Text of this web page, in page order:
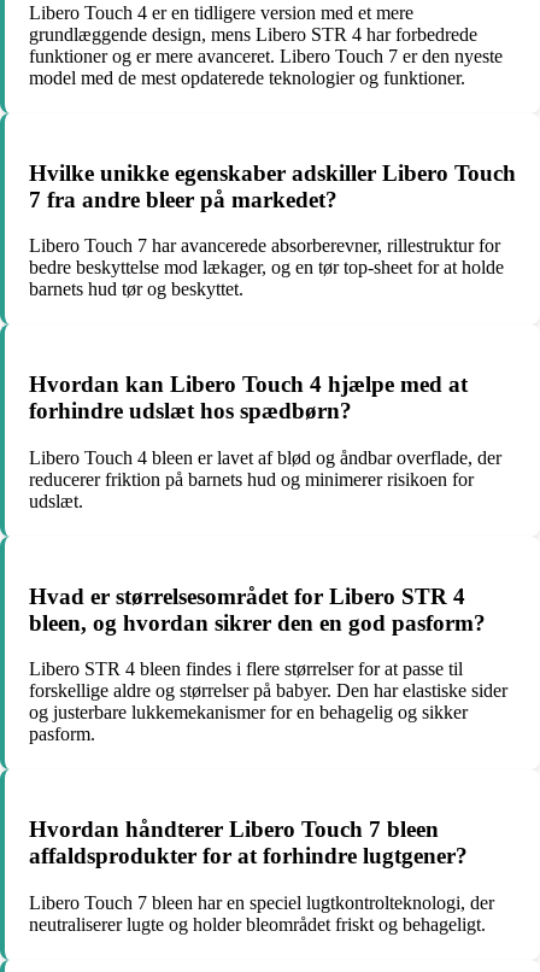
Libero Touch 4 er en tidligere version med et mere
grundlæggende design, mens Libero STR 4 har forbedrede
funktioner og er mere avanceret. Libero Touch 7 er den nyeste
model med de mest opdaterede teknologier og funktioner.
Hvilke unikke egenskaber adskiller Libero Touch
7 fra andre bleer på markedet?
Libero Touch 7 har avancerede absorberevner, rillestruktur for
bedre beskyttelse mod lækager, og en tør top-sheet for at holde
barnets hud tør og beskyttet.
Hvordan kan Libero Touch 4 hjælpe med at
forhindre udslæt hos spædbørn?
Libero Touch 4 bleen er lavet af blød og åndbar overflade, der
reducerer friktion på barnets hud og minimerer risikoen for
udslæt.
Hvad er størrelsesområdet for Libero STR 4
bleen, og hvordan sikrer den en god pasform?
Libero STR 4 bleen findes i flere størrelser for at passe til
forskellige aldre og størrelser på babyer. Den har elastiske sider
og justerbare lukkemekanismer for en behagelig og sikker
pasform.
Hvordan håndterer Libero Touch 7 bleen
affaldsprodukter for at forhindre lugtgener?
Libero Touch 7 bleen har en speciel lugtkontrolteknologi, der
neutraliserer lugte og holder bleområdet friskt og behageligt.